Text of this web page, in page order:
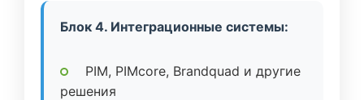
Блок 4. Интеграционные системы:
PIM, PIMcore, Brandquad и другие
решения